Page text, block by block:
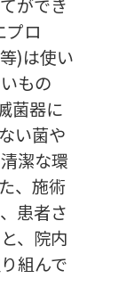
ができ
プロ
)は使い
もの
菌器に
い菌や
潔な環
、施術
患者さ
、院内
組んで